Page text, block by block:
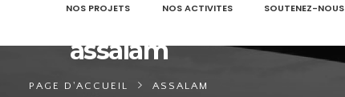
NOS PROJETS NOS ACTIVITES SOUTENEZ-NOUS
assalam
PAGE D'ACCUEIL ASSALAM